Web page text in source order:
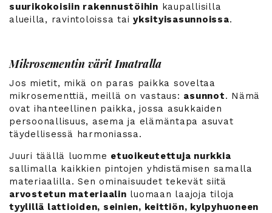
suurikokoisiin rakennustöihin kaupallisilla
alueilla, ravintoloissa tai yksityisasunnoissa.
Mikrosementin värit Imatralla
Jos mietit, mikä on paras paikka soveltaa
mikrosementtiä, meillä on vastaus: asunnot. Nämä
ovat ihanteellinen paikka, jossa asukkaiden
persoonallisuus, asema ja elämäntapa asuvat
täydellisessä harmoniassa.
Juuri täällä luomme etuoikeutettuja nurkkia
sallimalla kaikkien pintojen yhdistämisen samalla
materiaalilla. Sen ominaisuudet tekevät siitä
arvostetun materiaalin luomaan laajoja tiloja
tyylillä lattioiden, seinien, keittiön, kylpyhuoneen